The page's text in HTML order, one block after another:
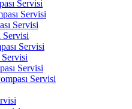
Servisi
Servisi
Servisi
Servisi
Servisi
Servisi
Servisi
Servisi